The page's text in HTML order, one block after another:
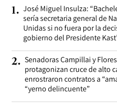
1. José Miguel Insulza:
sería secretaria general de
Unidas si no fuera por la
gobierno del Presidente
2. Senadoras Campillai y Flores
protagonizan cruce de alto
enrostraron contratos a
“yerno delincuente”